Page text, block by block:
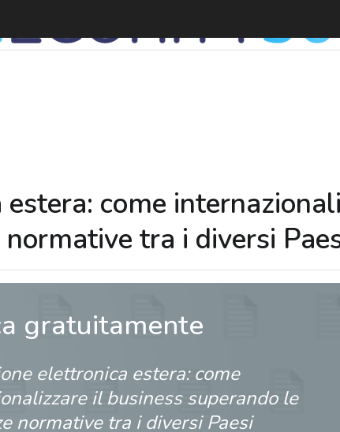
come
tra i diversi
gratuitamente
elettronica estera: come
il business superando le
normative tra i diversi Paesi